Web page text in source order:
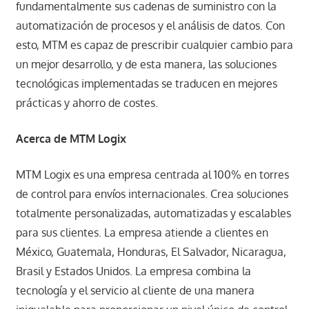
fundamentalmente sus cadenas de suministro con la
automatización de procesos y el análisis de datos. Con
esto, MTM es capaz de prescribir cualquier cambio para
un mejor desarrollo, y de esta manera, las soluciones
tecnológicas implementadas se traducen en mejores
prácticas y ahorro de costes.
Acerca de MTM Logix
MTM Logix es una empresa centrada al 100% en torres
de control para envíos internacionales. Crea soluciones
totalmente personalizadas, automatizadas y escalables
para sus clientes. La empresa atiende a clientes en
México, Guatemala, Honduras, El Salvador, Nicaragua,
Brasil y Estados Unidos. La empresa combina la
tecnología y el servicio al cliente de una manera